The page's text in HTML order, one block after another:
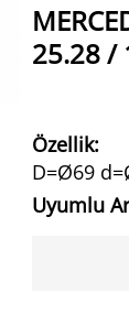
25.28 /
Özellik:
D=Ø69
Uyumlu